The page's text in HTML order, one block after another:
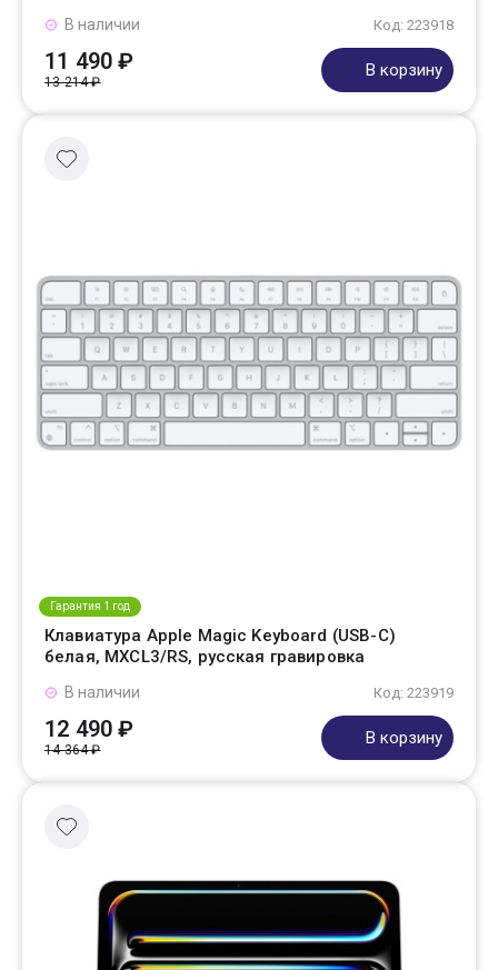
Код: 223918
В наличии
11 490 ₽
13 214 ₽
В корзину
Гарантия 1 год
Клавиатура Apple Magic Keyboard (USB-C)
белая, MXCL3/RS, русская гравировка
Код: 223919
В наличии
12 490 ₽
14 364 ₽
В корзину